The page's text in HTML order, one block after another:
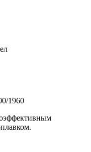
1960